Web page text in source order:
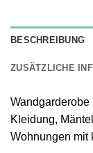
BESCHREIBUNG
ZUSÄTZLICHE
Wandgarderobe
Kleidung,
Wohnungen mit